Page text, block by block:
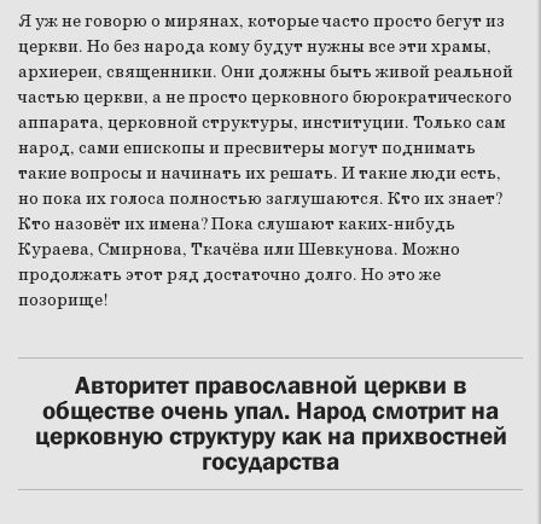
Я уж не говорю о мирянах, которые часто просто бегут из
церкви. Но без народа кому будут нужны все эти храмы,
архиереи, священники. Они должны быть живой реальной
частью церкви, а не просто церковного бюрократического
аппарата, церковной структуры, институции. Только сам
народ, сами епископы и пресвитеры могут поднимать
такие вопросы и начинать их решать. И такие люди есть,
но пока их голоса полностью заглушаются. Кто их знает?
Кто назовёт их имена? Пока слушают каких-нибудь
Кураева, Смирнова, Ткачёва или Шевкунова. Можно
продолжать этот ряд достаточно долго. Но это же
позорище!
Авторитет православной церкви в
обществе очень упал. Народ смотрит на
церковную структуру как на прихвостней
государства